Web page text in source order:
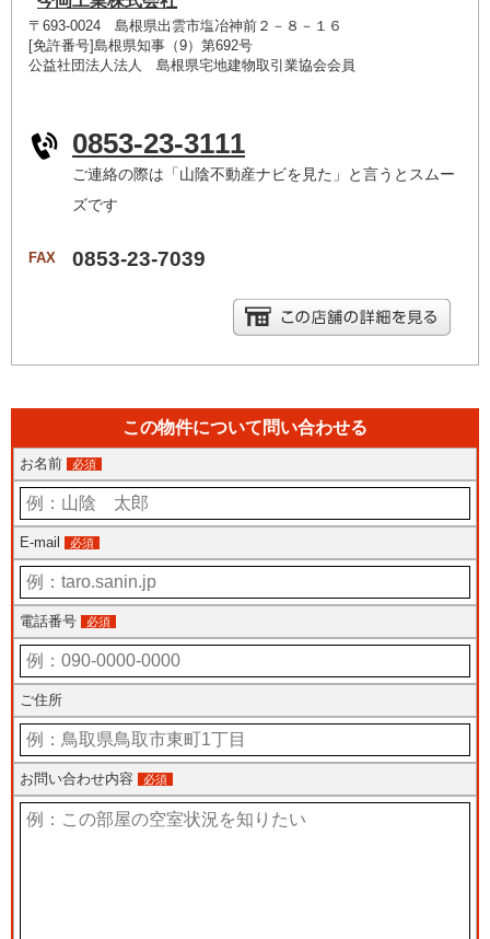
〒693-0024 島根県出雲市塩冶神前２－８－１６
[免許番号]島根県知事（9）第692号
公益社団法人法人 島根県宅地建物取引業協会会員
0853-23-3111
ご連絡の際は「山陰不動産ナビを見た」と言うとスムー
ズです
FAX 0853-23-7039